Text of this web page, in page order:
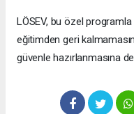
LÖSEV, bu özel
eğitimden geri
güvenle hazırlanmasına